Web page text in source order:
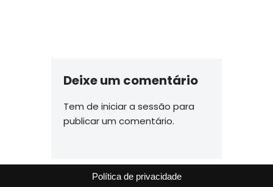
Deixe um comentário
Tem de iniciar a sessão para
publicar um comentário.
Política de privacidade